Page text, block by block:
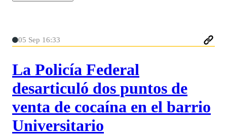
05 Sep 16:33
La Policía Federal
desarticuló dos puntos de
venta de cocaína en el barrio
Universitario